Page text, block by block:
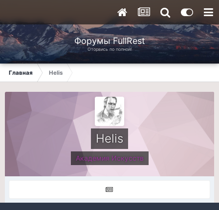
Форумы FullRest
Оторвись по полной!
Главная Helis
Helis
Академия Искусств